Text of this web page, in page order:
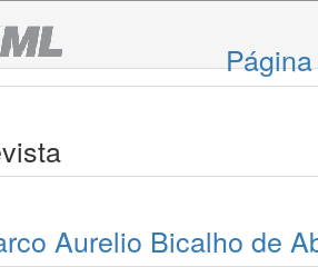
Aurelio Bicalho de